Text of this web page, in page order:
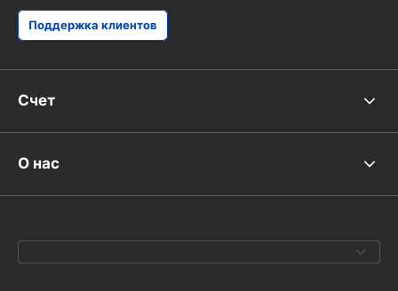
Поддержка клиентов
Счет
О нас